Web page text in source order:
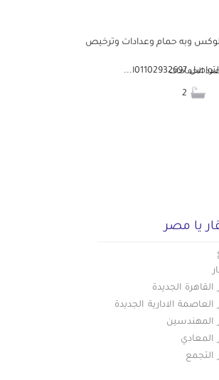
وبه حمام وعدادات وترخيص
عدد الحمامات
يا مصر
الجديدة
الادارية الجديدة
المهندسين
المعادي
التجمع